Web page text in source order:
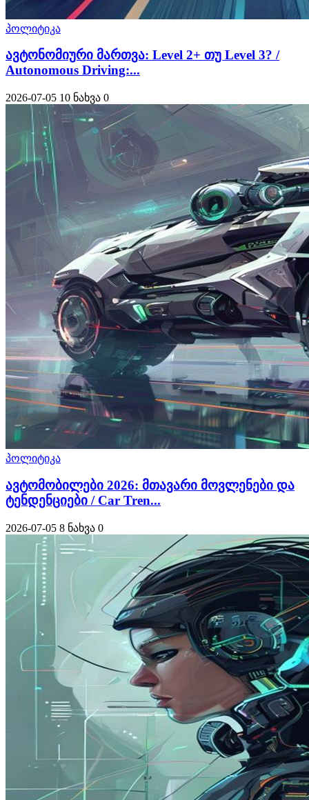
პოლიტიკა
ავტონომიური მართვა: Level 2+ თუ Level 3? /
Autonomous Driving:...
2026-07-05 10 ნახვა 0
პოლიტიკა
ავტომობილები 2026: მთავარი მოვლენები და
ტენდენციები / Car Tren...
2026-07-05 8 ნახვა 0